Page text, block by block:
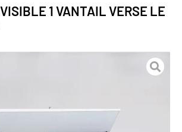
1 VANTAIL VERSE LE